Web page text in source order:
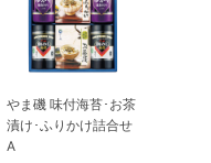
やま磯 味付海苔･お茶
漬け･ふりかけ詰合せ
A